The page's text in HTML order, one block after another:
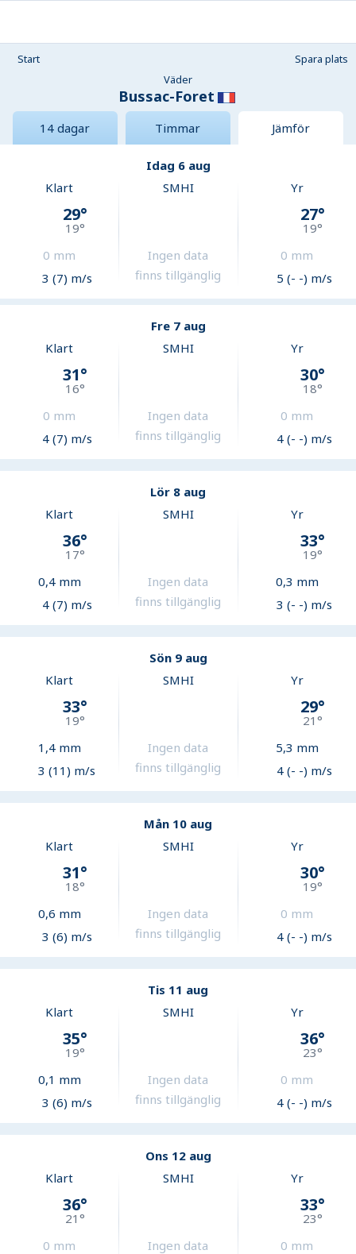
Start
Spara plats
Väder
Bussac-Foret
14 dagar Timmar Jämför
Idag 6 aug
Klart
29°
19°
0 mm
3 (7) m/s
SMHI
Ingen data
finns tillgänglig
Yr
27°
19°
0 mm
5 (- -) m/s
Fre 7 aug
Klart
31°
16°
0 mm
4 (7) m/s
SMHI
Ingen data
finns tillgänglig
Yr
30°
18°
0 mm
4 (- -) m/s
Lör 8 aug
Klart
36°
17°
0,4mm
4 (7) m/s
SMHI
Ingen data
finns tillgänglig
Yr
33°
19°
0,3 mm
3 (- -) m/s
Sön 9 aug
Klart
33°
19°
1,4mm
3 (11) m/s
SMHI
Ingen data
finns tillgänglig
Yr
29°
21°
5,3 mm
4 (- -) m/s
Mån 10 aug
Klart
31°
18°
0,6 mm
3 (6) m/s
SMHI
Ingen data
finns tillgänglig
Yr
30°
19°
0 mm
4 (- -) m/s
Tis 11 aug
Klart
35°
19°
0,1 mm
3 (6) m/s
SMHI
Ingen data
finns tillgänglig
Yr
36°
23°
0 mm
4 (- -) m/s
Ons 12 aug
Klart
36°
21°
0 mm
SMHI
Ingen data
Yr
33°
23°
0 mm